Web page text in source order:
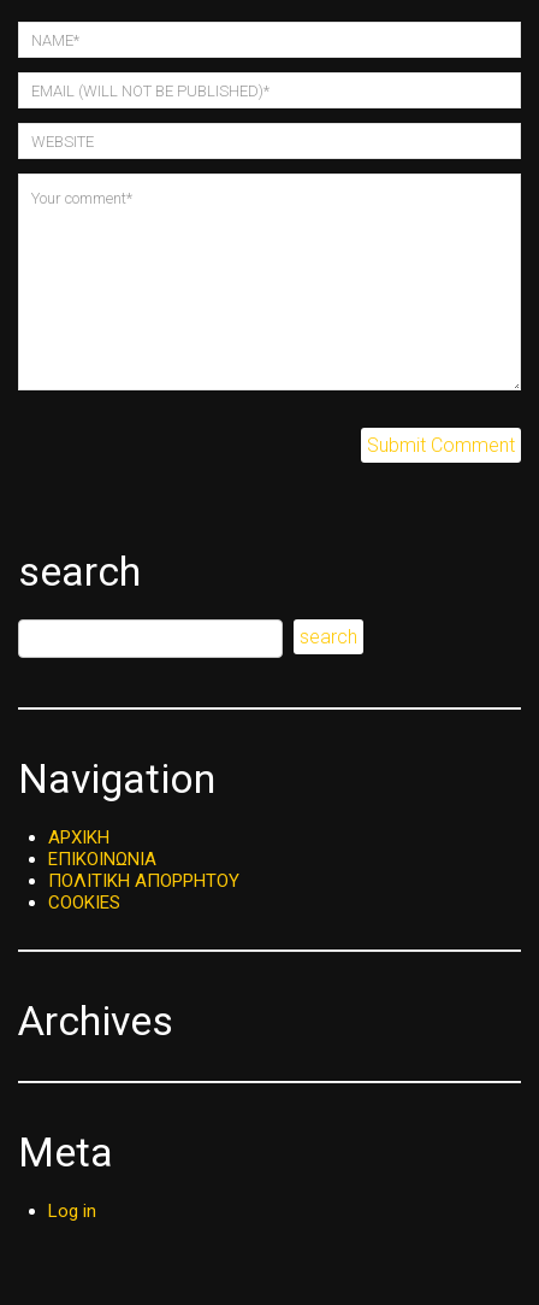
search
Navigation
ΑΡΧΙΚΗ
ΕΠΙΚΟΙΝΩΝΙΑ
ΠΟΛΙΤΙΚΗ ΑΠΟΡΡΗΤΟΥ
COOKIES
Archives
Meta
Log in